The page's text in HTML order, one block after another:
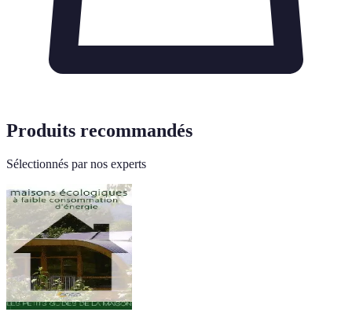
Produits recommandés
Sélectionnés par nos experts